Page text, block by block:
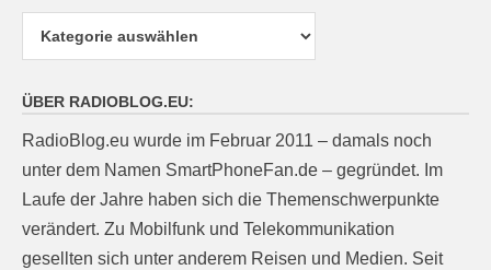
Kategorien
ÜBER RADIOBLOG.EU:
RadioBlog.eu wurde im Februar 2011 – damals noch
unter dem Namen SmartPhoneFan.de – gegründet. Im
Laufe der Jahre haben sich die Themenschwerpunkte
verändert. Zu Mobilfunk und Telekommunikation
gesellten sich unter anderem Reisen und Medien. Seit